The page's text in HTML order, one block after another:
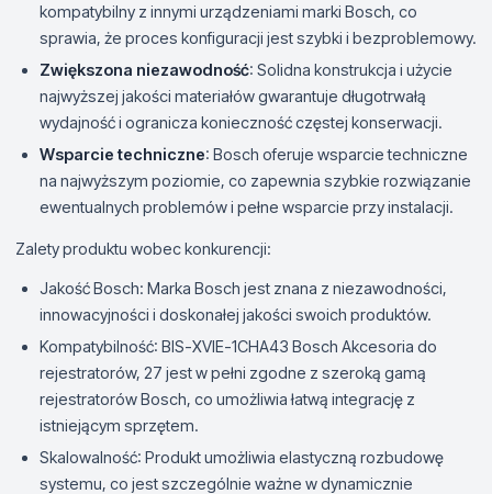
kompatybilny z innymi urządzeniami marki Bosch, co
sprawia, że proces konfiguracji jest szybki i bezproblemowy.
Zwiększona niezawodność: Solidna konstrukcja i użycie
najwyższej jakości materiałów gwarantuje długotrwałą
wydajność i ogranicza konieczność częstej konserwacji.
Wsparcie techniczne: Bosch oferuje wsparcie techniczne
na najwyższym poziomie, co zapewnia szybkie rozwiązanie
ewentualnych problemów i pełne wsparcie przy instalacji.
Zalety produktu wobec konkurencji:
Jakość Bosch: Marka Bosch jest znana z niezawodności,
innowacyjności i doskonałej jakości swoich produktów.
Kompatybilność: BIS-XVIE-1CHA43 Bosch Akcesoria do
rejestratorów, 27 jest w pełni zgodne z szeroką gamą
rejestratorów Bosch, co umożliwia łatwą integrację z
istniejącym sprzętem.
Skalowalność: Produkt umożliwia elastyczną rozbudowę
systemu, co jest szczególnie ważne w dynamicznie